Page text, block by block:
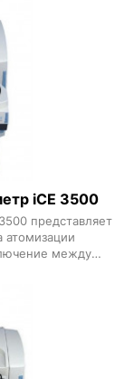
iCE 3500
представляет
атомизации
между
излучения Оба